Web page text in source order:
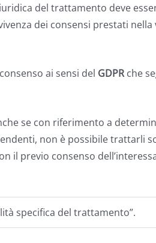
del trattamento deve
dei consensi prestati nella
ai sensi del GDPRche
se con riferimento a
non è possibile trattarli
il previo consenso
specifica del trattamento”.